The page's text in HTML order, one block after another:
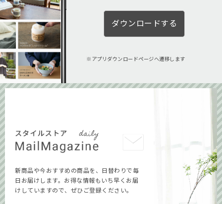
ダウンロードする
アプリダウンロードページへ遷移します
新商品や今おすすめの商品を、日替わりで毎
日お届けします。お得な情報もいち早くお届
けしていますので、ぜひご登録ください。